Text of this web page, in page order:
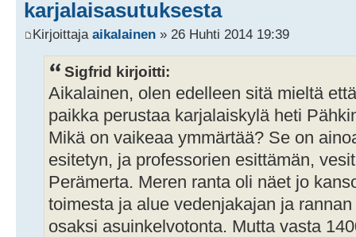
karjalaisasutuksesta
Kirjoittaja aikalainen » 26 Huhti 2014 19:39
Sigfrid kirjoitti:
Aikalainen, olen edelleen sitä mieltä
paikka perustaa karjalaiskylä heti
Mikä on vaikeaa ymmärtää? Se on
esitetyn, ja professorien esittämän,
Perämerta. Meren ranta oli näet jo
toimesta ja alue vedenjakajan ja
osaksi asuinkelvotonta. Mutta vasta